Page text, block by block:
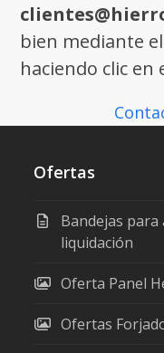
bien mediante
haciendo clic en
Ofertas
Bandejas
liquidación
Oferta Panel
Ofertas